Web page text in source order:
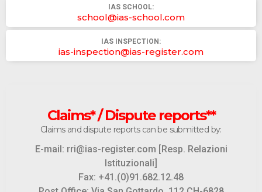
IAS SCHOOL:
school@ias-school.com
IAS INSPECTION:
ias-inspection@ias-register.com
Claims* / Dispute reports**
Claims and dispute reports can be submitted by:
E-mail: rri@ias-register.com [Resp. Relazioni
Istituzionali]
Fax: +41.(0)91.682.12.48